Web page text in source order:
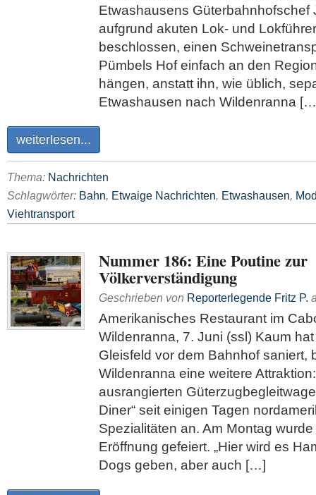
Etwashausens Güterbahnhofschef
aufgrund akuten Lok- und
beschlossen, einen
Pümbels Hof einfach an den
hängen, anstatt ihn, wie üblich,
Etwashausen nach Wildenranna
weiterlesen...
Thema: Nachrichten
Schlagwörter: Bahn, Etwaige Nachrichten, Etwashausen,
Viehtransport
Nummer 186: Eine Poutine zur
Völkerverständigung
Geschrieben von Reporterlegende Fritz P.
Amerikanisches Restaurant im
Wildenranna, 7. Juni (ssl) Kaum
Gleisfeld vor dem Bahnhof saniert,
Wildenranna eine weitere
ausrangierten
Diner“ seit einigen Tagen
Spezialitäten an. Am Montag
Eröffnung gefeiert. „Hier wird es
Dogs geben, aber auch […]